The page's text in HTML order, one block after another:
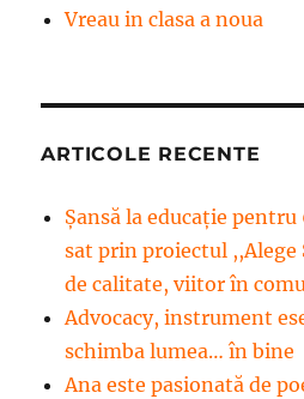
Vreau in clasa a noua
ARTICOLE RECENTE
Șansă la educație pentru
sat prin proiectul ,,Alege
de calitate, viitor în
Advocacy, instrument
schimba lumea… în bine
Ana este pasionată de